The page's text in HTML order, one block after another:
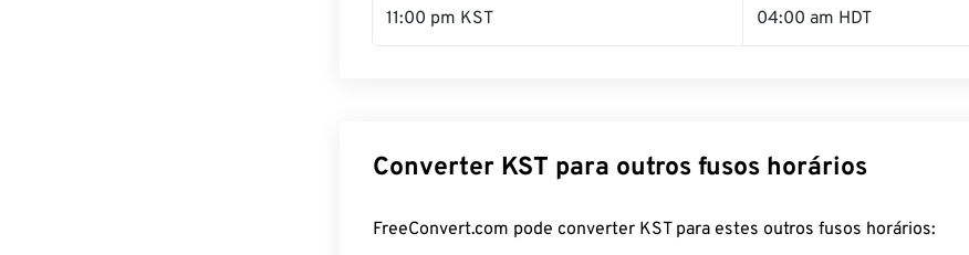
11:00 pm KST 04:00 am HDT
Converter KST para outros fusos horários
FreeConvert.com pode converter KST para estes outros fusos horários: